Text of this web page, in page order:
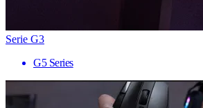
Serie G3
G5 Series